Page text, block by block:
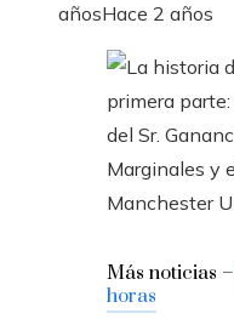
añosHace 2 años
Más noticias –
horas